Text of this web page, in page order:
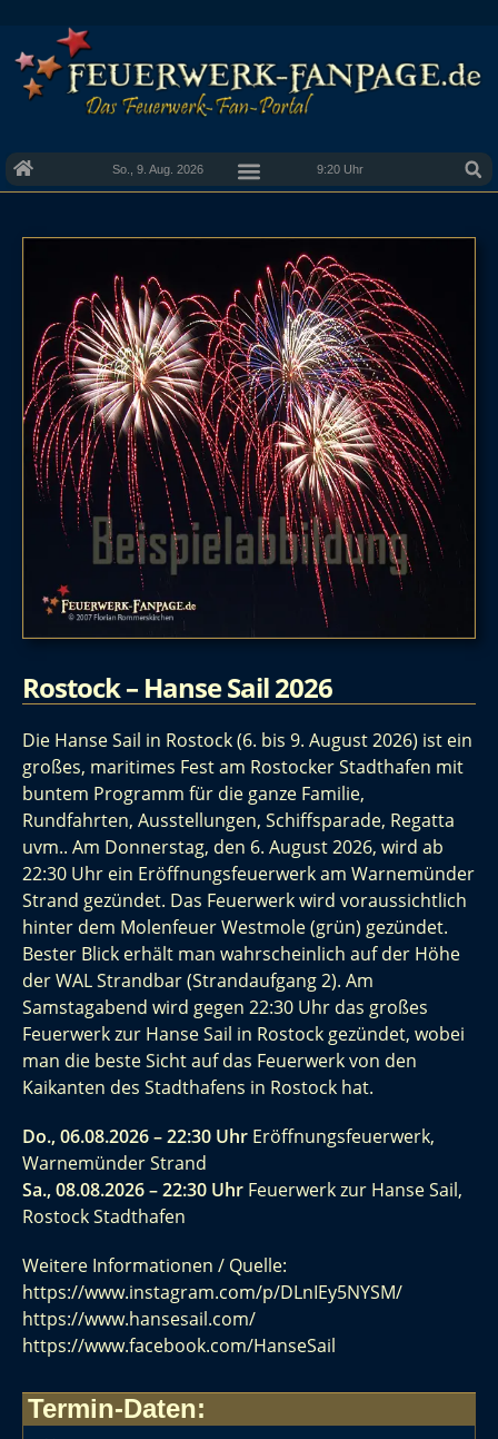
So., 9. Aug. 2026 9:20 Uhr
Rostock – Hanse Sail 2026
Die Hanse Sail in Rostock (6. bis 9. August 2026) ist ein
großes, maritimes Fest am Rostocker Stadthafen mit
buntem Programm für die ganze Familie,
Rundfahrten, Ausstellungen, Schiffsparade, Regatta
uvm.. Am Donnerstag, den 6. August 2026, wird ab
22:30 Uhr ein Eröffnungsfeuerwerk am Warnemünder
Strand gezündet. Das Feuerwerk wird voraussichtlich
hinter dem Molenfeuer Westmole (grün) gezündet.
Bester Blick erhält man wahrscheinlich auf der Höhe
der WAL Strandbar (Strandaufgang 2). Am
Samstagabend wird gegen 22:30 Uhr das großes
Feuerwerk zur Hanse Sail in Rostock gezündet, wobei
man die beste Sicht auf das Feuerwerk von den
Kaikanten des Stadthafens in Rostock hat.
Do., 06.08.2026 – 22:30 Uhr Eröffnungsfeuerwerk,
Warnemünder Strand
Sa., 08.08.2026 – 22:30 Uhr Feuerwerk zur Hanse Sail,
Rostock Stadthafen
Weitere Informationen / Quelle:
https://www.instagram.com/p/DLnIEy5NYSM/
https://www.hansesail.com/
https://www.facebook.com/HanseSail
Termin-Daten: